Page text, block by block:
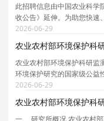
此招聘信息由中国农业科学
收公告》延伸。为助您快速
的招聘详情， 现特别针对中
报考要点单独说明。 为保
2026-06-29
农业农村部环境保护科研监
环境保护研究的国家级公益
境监测与预警、生态循环农
性、战略性、关键性、应
2026-06-29
一、 研究所概况 农业农村